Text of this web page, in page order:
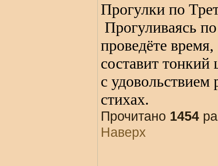
Прогулки по
Прогуливаясь
проведёте
составит
с удовольствием
стихах.
Прочитано 1454
Наверх